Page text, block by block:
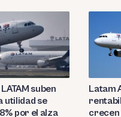
suben
utilidad se
por el alza
Latam
crecen